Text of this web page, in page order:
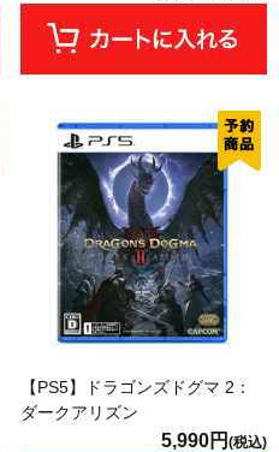
【PS5】ドラゴンズドグマ 2：
ダークアリズン
5,990円 (税込)